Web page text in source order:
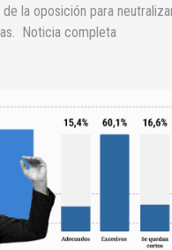
la oposición para
Noticia completa